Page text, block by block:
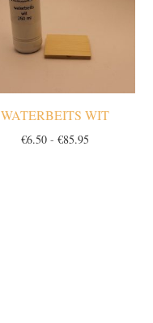
WATERBEITS WIT
€6.50 - €85.95Prijsklasse: